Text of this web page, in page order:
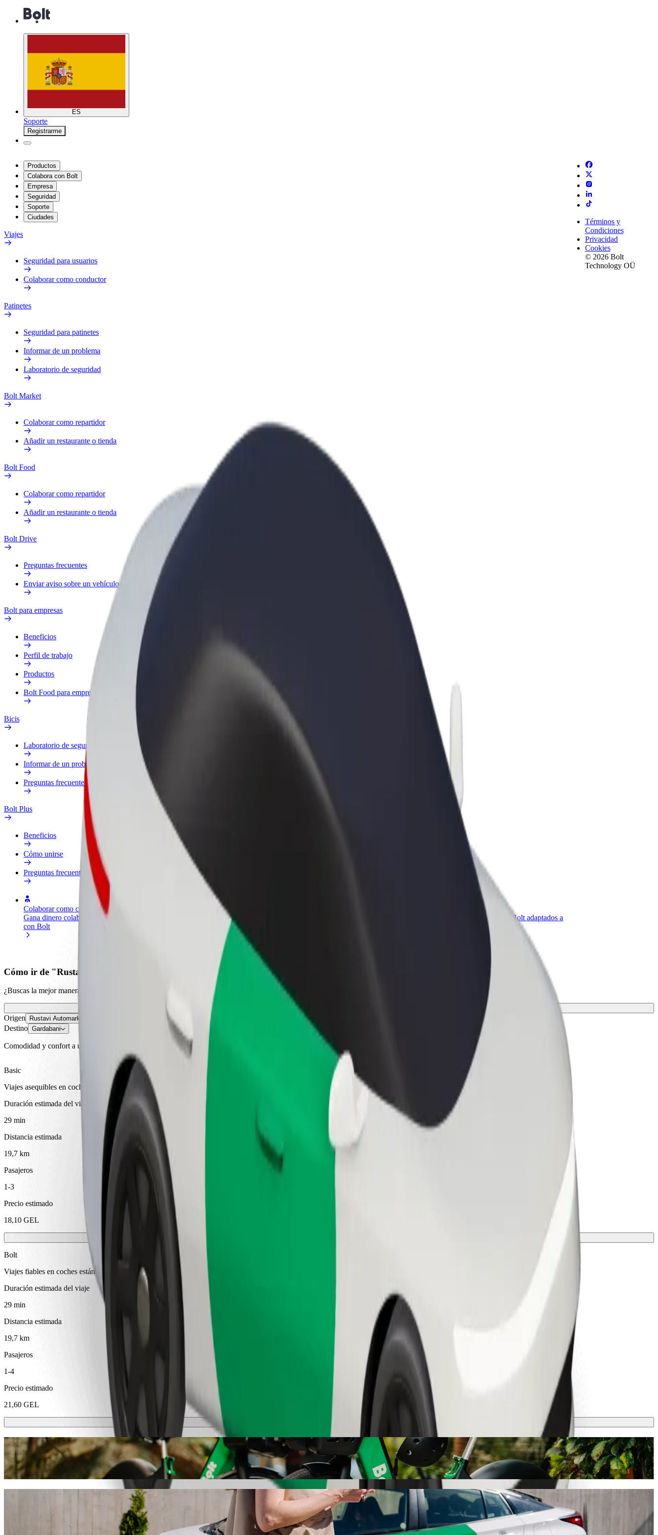
ES
Soporte
Registrarme
Productos
Colabora con Bolt
Empresa
Seguridad
Soporte
Ciudades
Viajes
Seguridad para usuarios
Colaborar como conductor
Patinetes
Seguridad para patinetes
Informar de un problema
Laboratorio de seguridad
Bolt Market
Colaborar como repartidor
Añadir un restaurante o tienda
Bolt Food
Colaborar como repartidor
Añadir un restaurante o tienda
Bolt Drive
Preguntas frecuentes
Enviar aviso sobre un vehículo
Bolt para empresas
Beneficios
Perfil de trabajo
Productos
Bolt Food para empresas
Bicis
Laboratorio de seguridad
Informar de un problema
Preguntas frecuentes
Bolt Plus
Beneficios
Cómo unirse
Preguntas frecuentes
Colaborar como conductor
Gana dinero colaborando
con Bolt
Colaborar como repartidor
Reparte comida y cobra todas las
Añadir un restaurante o tienda
Llega a más clientes y maximiza tus
ganancias
Bolt para empresas
Productos y servicios de Bolt adaptados a
Términos y
Condiciones
Privacidad
Cookies
© 2026 Bolt
Technology OÜ
Cómo ir de "Rustavi Automarket AUTOPAPA" a "Gardabani"
¿Buscas la mejor manera de ir de "Rustavi Automarket AUTOPAPA" a "Gardabani"? Echa un vistazo a nuestros servicios y encuentra la mejor opción para tu viaje.
Origen Rustavi Automarket AUTOPAPA
Destino Gardabani
Comodidad y confort a un botón de distancia
Basic
Viajes asequibles en coches estándar
Duración estimada del viaje
29 min
Distancia estimada
19,7 km
Pasajeros
1-3
Precio estimado
18,10 GEL
Bolt
Viajes fiables en coches estándar de tamaño medio.
Duración estimada del viaje
29 min
Distancia estimada
19,7 km
Pasajeros
1-4
Precio estimado
21,60 GEL
Pedir viaje
Patinetes o bicis eléctricas
Muévete por Rustavi en patinete o bici eléctrica
Descargar la app de Bolt
Ve de "Rustavi Automarket AUTOPAPA" a "Gardabani" con Bolt
Te recomendamos que elijas Bolt si buscas el mejor precio para ir a "Gardabani". Con Bolt, el trayecto suele hacerse en 29 min y cuesta aproximadamente 18,10 GEL GEL. Sea cual sea la ocasión,
encontraremos el vehículo perfecto para ti.